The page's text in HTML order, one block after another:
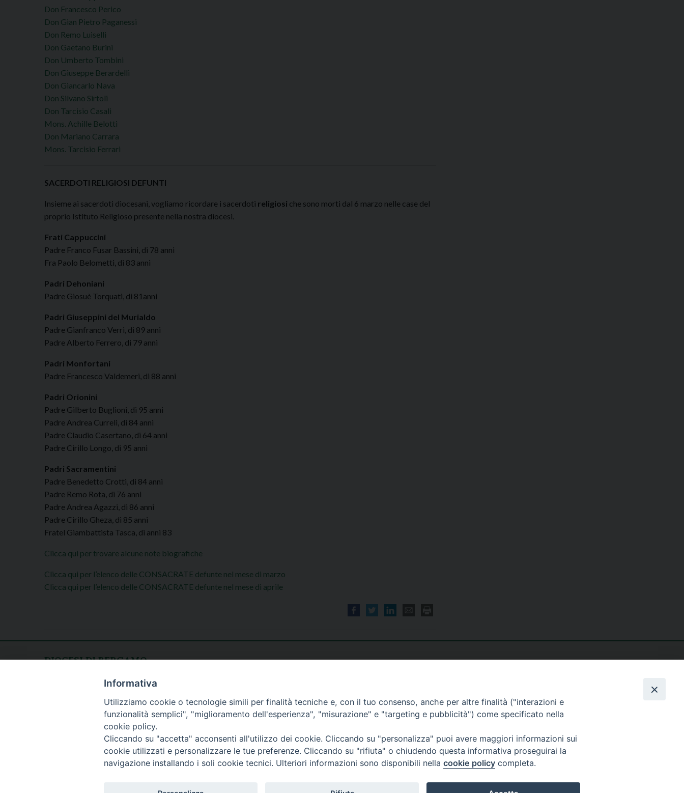
Don Francesco Perico
Don Gian Pietro Paganessi
Don Remo Luiselli
Don Gaetano Burini
Don Umberto Tombini
Don Giuseppe Berardelli
Don Giancarlo Nava
Don Silvano Sirtoli
Don Tarcisio Casali
Mons. Achille Belotti
Don Mariano Carrara
Mons. Tarcisio Ferrari
SACERDOTI RELIGIOSI DEFUNTI
Insieme ai sacerdoti diocesani, vogliamo ricordare i sacerdoti religiosi che sono morti dal 6 marzo nelle case del
proprio Istituto Religioso presente nella nostra diocesi.
Frati Cappuccini
Padre Franco Fusar Bassini, di 78 anni
Fra Paolo Belometti, di 83 anni
Padri Dehoniani
Padre Giosuè Torquati, di 81anni
Padri Giuseppini del Murialdo
Padre Gianfranco Verri, di 89 anni
Padre Alberto Ferrero, di 79 anni
Padri Monfortani
Padre Francesco Valdemeri, di 88 anni
Padri Orionini
Padre Gilberto Buglioni, di 95 anni
Padre Andrea Curreli, di 84 anni
Padre Claudio Casertano, di 64 anni
Padre Cirillo Longo, di 95 anni
Padri Sacramentini
Padre Benedetto Crotti, di 84 anni
Padre Remo Rota, di 76 anni
Padre Andrea Agazzi, di 86 anni
Padre Cirillo Gheza, di 85 anni
Fratel Giambattista Tasca, di anni 83
Clicca qui per trovare alcune note biografiche
Clicca qui per l’elenco delle CONSACRATE defunte nel mese di marzo
Clicca qui per l’elenco delle CONSACRATE defunte nel mese di aprile
DIOCESI DI BERGAMO
CURIA DIOCESANA
fax: 035/278.250
Apertura al pubblico
lunedì - venerdì
h. 08.30 - 12.30
Informativa
Utilizziamo cookie o tecnologie simili per finalità tecniche e, con il tuo consenso, anche per altre finalità ("interazioni e
funzionalità semplici", "miglioramento dell'esperienza", "misurazione" e "targeting e pubblicità") come specificato nella
cookie policy.
Cliccando su "accetta" acconsenti all'utilizzo dei cookie. Cliccando su "personalizza" puoi avere maggiori informazioni sui
cookie utilizzati e personalizzare le tue preferenze. Cliccando su "rifiuta" o chiudendo questa informativa proseguirai la
navigazione installando i soli cookie tecnici. Ulteriori informazioni sono disponibili nella cookie policy completa.